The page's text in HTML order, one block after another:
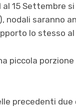
15 Settembre
nodali saranno
lo stesso al
piccola
precedenti